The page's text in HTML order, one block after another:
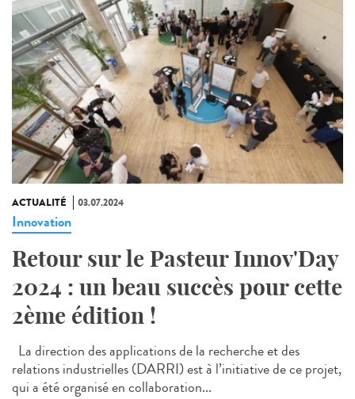
ACTUALITÉ 03.07.2024
Innovation
Retour sur le Pasteur Innov'Day
2024 : un beau succès pour cette
2ème édition !
La direction des applications de la recherche et des
relations industrielles (DARRI) est à l’initiative de ce projet,
qui a été organisé en collaboration...